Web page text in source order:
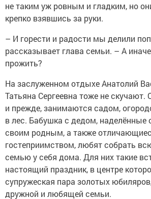
не таким уж ровным и гладким, но
крепко взявшись за руки.
– И горести и радости мы делили
рассказывает глава семьи. – А
прожить?
На заслуженном отдыхе Анатолий
Татьяна Сергеевна тоже не скучают.
и прежде, занимаются садом,
в лес. Бабушка с дедом,
своим родным, а также
гостеприимством, любят собрать
семью у себя дома. Для них такие
настоящий праздник, в центре
супружеская пара золотых
дружной и любящей семьи.